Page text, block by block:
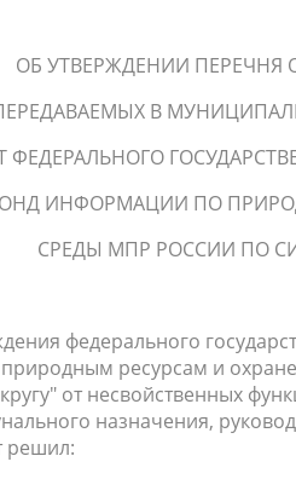
ОБ УТВЕРЖДЕНИИ ПЕРЕЧНЯ
В
ФЕДЕРАЛЬНОГО
ИНФОРМАЦИИ ПО
СРЕДЫ МПР РОССИИ ПО
федерального
ресурсам и
от несвойственных
назначения,
решил: